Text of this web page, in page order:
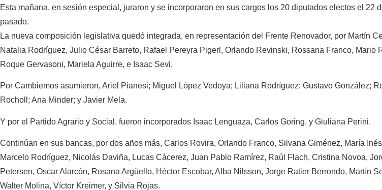
Esta mañana, en sesión especial, juraron y se incorporaron en sus cargos los 20 diputados electos el 22
pasado.
La nueva composición legislativa quedó integrada, en representación del Frente Renovador, por Martín
Natalia Rodríguez, Julio César Barreto, Rafael Pereyra Pigerl, Orlando Revinski, Rossana Franco, Mario
Roque Gervasoni, Mariela Aguirre, e Isaac Sevi.
Por Cambiemos asumieron, Ariel Pianesi; Miguel López Vedoya; Liliana Rodríguez; Gustavo González;
Rocholl; Ana Minder; y Javier Mela.
Y por el Partido Agrario y Social, fueron incorporados Isaac Lenguaza, Carlos Goring, y Giuliana Perini.
Continúan en sus bancas, por dos años más, Carlos Rovira, Orlando Franco, Silvana Giménez, María
Marcelo Rodríguez, Nicolás Daviña, Lucas Cácerez, Juan Pablo Ramírez, Raúl Flach, Cristina Novoa,
Petersen, Oscar Alarcón, Rosana Argüello, Héctor Escobar, Alba Nilsson, Jorge Ratier Berrondo, Martín
Walter Molina, Víctor Kreimer, y Silvia Rojas.